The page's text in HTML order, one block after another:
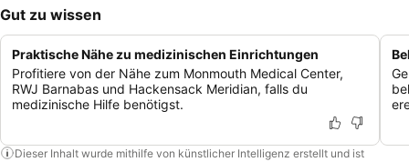
Gut zu wissen
Praktische Nähe zu medizinischen Einrichtungen
Profitiere von der Nähe zum Monmouth Medical Center,
RWJ Barnabas und Hackensack Meridian, falls du
medizinische Hilfe benötigst.
Dieser Inhalt wurde mithilfe von künstlicher Intelligenz erstellt und ist